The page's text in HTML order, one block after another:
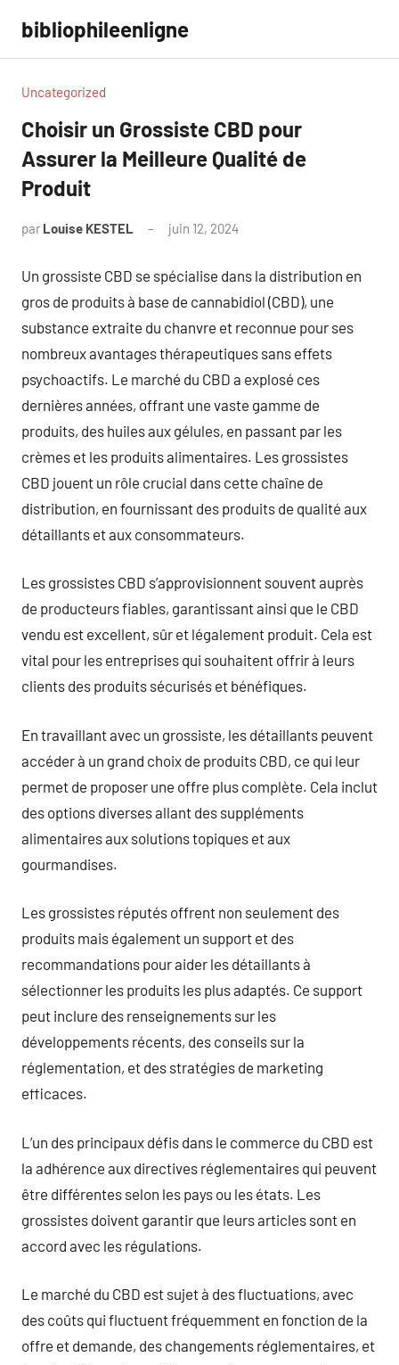
contenu
bibliophileenligne
Uncategorized
Choisir un Grossiste CBD pour
Assurer la Meilleure Qualité de
Produit
par Louise KESTEL juin 12, 2024
Un grossiste CBD se spécialise dans la distribution en
gros de produits à base de cannabidiol (CBD), une
substance extraite du chanvre et reconnue pour ses
nombreux avantages thérapeutiques sans effets
psychoactifs. Le marché du CBD a explosé ces
dernières années, offrant une vaste gamme de
produits, des huiles aux gélules, en passant par les
crèmes et les produits alimentaires. Les grossistes
CBD jouent un rôle crucial dans cette chaîne de
distribution, en fournissant des produits de qualité aux
détaillants et aux consommateurs.
Les grossistes CBD s’approvisionnent souvent auprès
de producteurs fiables, garantissant ainsi que le CBD
vendu est excellent, sûr et légalement produit. Cela est
vital pour les entreprises qui souhaitent offrir à leurs
clients des produits sécurisés et bénéfiques.
En travaillant avec un grossiste, les détaillants peuvent
accéder à un grand choix de produits CBD, ce qui leur
permet de proposer une offre plus complète. Cela inclut
des options diverses allant des suppléments
alimentaires aux solutions topiques et aux
gourmandises.
Les grossistes réputés offrent non seulement des
produits mais également un support et des
recommandations pour aider les détaillants à
sélectionner les produits les plus adaptés. Ce support
peut inclure des renseignements sur les
développements récents, des conseils sur la
réglementation, et des stratégies de marketing
efficaces.
L’un des principaux défis dans le commerce du CBD est
la adhérence aux directives réglementaires qui peuvent
être différentes selon les pays ou les états. Les
grossistes doivent garantir que leurs articles sont en
accord avec les régulations.
Le marché du CBD est sujet à des fluctuations, avec
des coûts qui fluctuent fréquemment en fonction de la
offre et demande, des changements réglementaires, et